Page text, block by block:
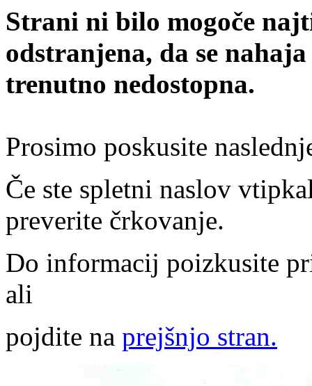
Strani ni bilo mogoče
odstranjena, da se
trenutno nedostopna.
Prosimo poskusite
Če ste spletni naslov
preverite črkovanje.
Do informacij poizkusite
ali
pojdite na prejšnjo stran.